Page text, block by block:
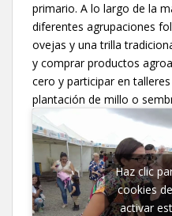
primario. A lo largo de la
diferentes agrupaciones
ovejas y una trilla
y comprar productos
cero y participar en
plantación de millo o
Haz clic
cookies
activar